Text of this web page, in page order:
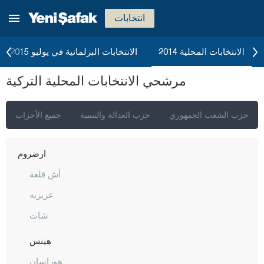
انتخابات
الانتخابات البرلمانية في يوليو 2015 الانتخابات المحلية 2014
مرشحي الانتخابات المحلية التركية
جميع الأحزاب حزب العدالة والتنمية حزب الشعب الجمهوري
دينيزلي
دياربكر
دوزجا
أدرنة
إيرزينجان
أرضروم
أش قلعة
عزيزيه
شات
هينس
هوراسان